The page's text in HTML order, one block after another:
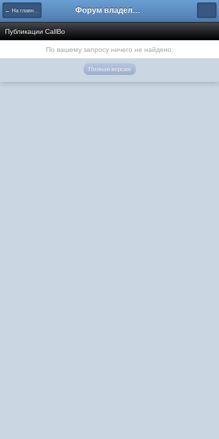
← На главную Форум владельцев интернет-магазинов
Публикации CallBo
По вашему запросу ничего не найдено.
Полная версия